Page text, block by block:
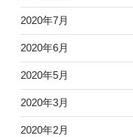
2020年7月
2020年6月
2020年5月
2020年3月
2020年2月